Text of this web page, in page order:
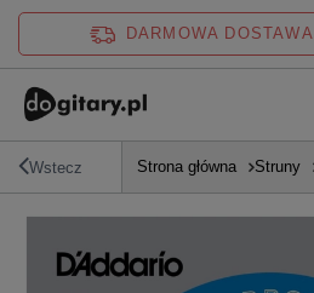
DARMOWA DOSTAWA
Wstecz Strona główna Struny